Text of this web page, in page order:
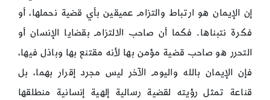
إن الإيمان هو ارتباط والتزام عميقين بأي قضية نحملها، أو
فكرة نتبناها. فكما أن صاحب الالتزام بقضايا الإنسان أو
التحرر هو صاحب قضية مؤمن بها لأنه مقتنع بها وباذل فيها،
فإن الإيمان بالله واليوم الآخر ليس مجرد إقرار بهما، بل
قناعة تمثل رؤيته لقضية رسالية إلهية إنسانية منطلقها